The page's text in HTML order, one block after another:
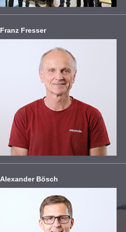
Franz Fresser
Alexander Bösch